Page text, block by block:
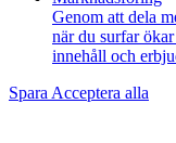
Genom att dela
när du surfar
innehåll och
SparaAcceptera alla